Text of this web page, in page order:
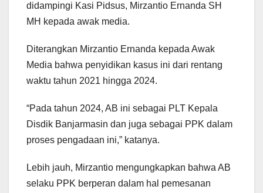
didampingi Kasi Pidsus, Mirzantio Ernanda SH
MH kepada awak media.
Diterangkan Mirzantio Ernanda kepada Awak
Media bahwa penyidikan kasus ini dari rentang
waktu tahun 2021 hingga 2024.
“Pada tahun 2024, AB ini sebagai PLT Kepala
Disdik Banjarmasin dan juga sebagai PPK dalam
proses pengadaan ini,” katanya.
Lebih jauh, Mirzantio mengungkapkan bahwa AB
selaku PPK berperan dalam hal pemesanan